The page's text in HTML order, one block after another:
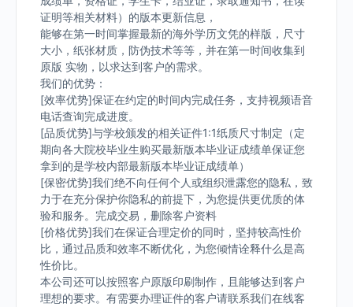
证明等相关材料）的版本更新信息，
能够在第一时间掌握最新的海外学历文凭的样版，尺寸
大小，纸张材质，防伪技术等等，并在第一时间收集到
原版 实物，以求达到客户的需求。
我们的优势：
[效率优势]保证在约定的时间内完成任务，支持视频语音
电话查询完成进度。
[品质优势]与学校颁发的相关证件1:1纸质尺寸制定（定
期向各大院校毕业生购买最新版本毕业证成绩单保证您
拿到的是学校内部最新版本毕业证成绩单）
[保密优势]我们绝不向任何个人或组织泄露您的隐私，致
力于在充分保护你隐私的前提下，为您提供更优质的体
验和服务。完成交易，删除客户资料
[价格优势]我们在保证合理定价的同时，坚持较高性价
比，通过品质和效率不断优化，为您倾情诠释什么是高
性价比。
本公司还可以按照客户原版印刷制作，且能够达到客户
理想的要求。有需要办理证件的客户请联系我们在线客